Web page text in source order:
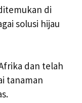
di
solusi hijau
dan telah
tanaman